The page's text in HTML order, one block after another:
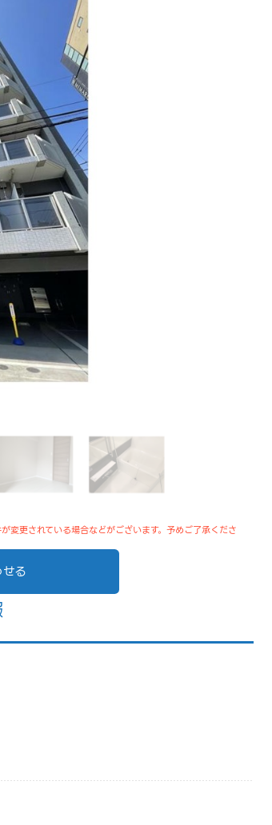
変更されている場合などがございます。予めご了承くださ
る